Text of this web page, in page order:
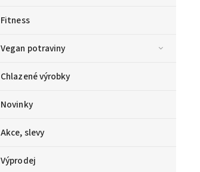
Fitness
Vegan potraviny
Chlazené výrobky
Novinky
Akce, slevy
Výprodej